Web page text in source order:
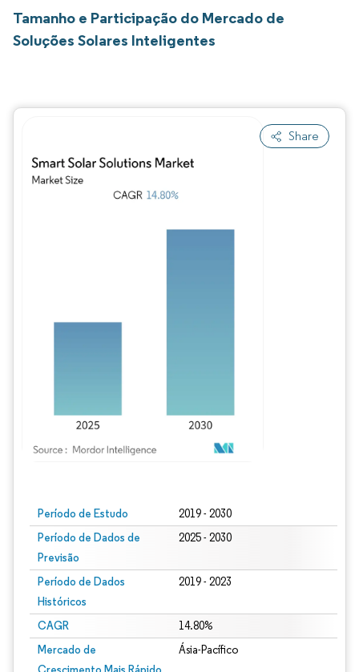
Tamanho e Participação do Mercado de
Soluções Solares Inteligentes
Share
Período de Estudo 2019 - 2030
Período de Dados de
Previsão
2025 - 2030
Período de Dados
Históricos
2019 - 2023
CAGR 14.80%
Mercado de
Ásia-Pacífico